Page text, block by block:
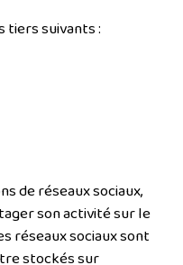
tiers suivants :
de réseaux sociaux,
son activité sur le
réseaux sociaux sont
stockés sur